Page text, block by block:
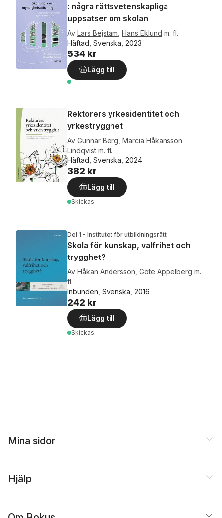
: några rättsvetenskapliga
uppsatser om skolan
Av Lars Bejstam Hans Eklund m. fl.
Häftad, Svenska, 2023
534 kr
Lägg till
Rektorers yrkesidentitet och
yrkestrygghet
Av Gunnar Berg Marcia Håkansson
Lindqvist m. fl.
Häftad, Svenska, 2024
382 kr
Lägg till
Skickas
Del 1 - Institutet för utbildningsrätt
Skola för kunskap, valfrihet och
trygghet?
Av Håkan Andersson Göte Appelberg m.
fl.
Inbunden, Svenska, 2016
242 kr
Lägg till
Skickas
Mina sidor
Hjälp